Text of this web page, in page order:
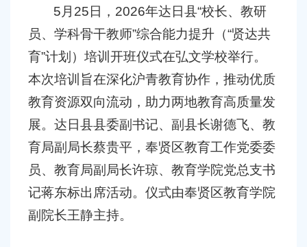
5月 25 日， 2026年达日县“校长、教研
员、学科骨干教师”综合能力提升（“贤达共
育”计划）培训开班仪式在弘文学校举行。
本次培训旨在深化沪青教育协作，推动优质
教育资源双向流动，助力两地教育高质量发
展。达日县县委副书记、副县长谢德飞、教
育局副局长蔡贵平，奉贤区教育工作党委委
员、教育局副局长许琼、教育学院党总支书
记蒋东标出席活动。仪式由奉贤区教育学院
副院长王静主持。